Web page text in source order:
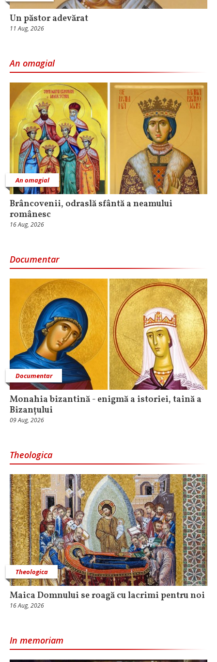
Un păstor adevărat
11 Aug, 2026
An omagial
An omagial
Brâncovenii, odraslă sfântă a neamului
românesc
16 Aug, 2026
Documentar
Documentar
Monahia bizantină - enigmă a istoriei, taină a
Bizanțului
09 Aug, 2026
Theologica
Theologica
Maica Domnului se roagă cu lacrimi pentru noi
16 Aug, 2026
In memoriam